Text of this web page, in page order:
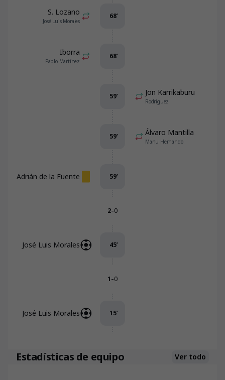
S. Lozano
José Luis Morales
68’
Iborra
Pablo Martínez
68’
Jon Karrikaburu
Rodriguez
59’
Álvaro Mantilla
Manu Hernando
59’
Adrián de la Fuente 59’
2-0
José Luis Morales 45’
1-0
José Luis Morales 15’
Estadísticas de equipo Ver todo